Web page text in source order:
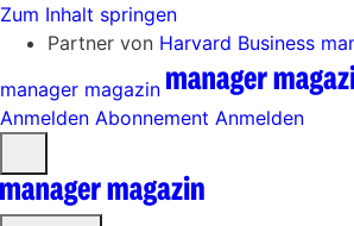
Zum Inhalt springen
Partner von Harvard Business
manager magazin
Anmelden Abonnement Anmelden
öffnen